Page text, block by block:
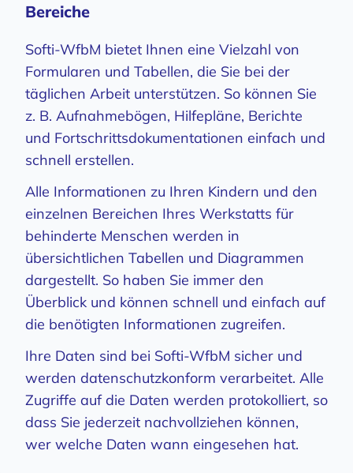
Bereiche
Softi-WfbM bietet Ihnen eine Vielzahl von
Formularen und Tabellen, die Sie bei der
täglichen Arbeit unterstützen. So können Sie
z. B. Aufnahmebögen, Hilfepläne, Berichte
und Fortschrittsdokumentationen einfach und
schnell erstellen.
Alle Informationen zu Ihren Kindern und den
einzelnen Bereichen Ihres Werkstatts für
behinderte Menschen werden in
übersichtlichen Tabellen und Diagrammen
dargestellt. So haben Sie immer den
Überblick und können schnell und einfach auf
die benötigten Informationen zugreifen.
Ihre Daten sind bei Softi-WfbM sicher und
werden datenschutzkonform verarbeitet. Alle
Zugriffe auf die Daten werden protokolliert, so
dass Sie jederzeit nachvollziehen können,
wer welche Daten wann eingesehen hat.